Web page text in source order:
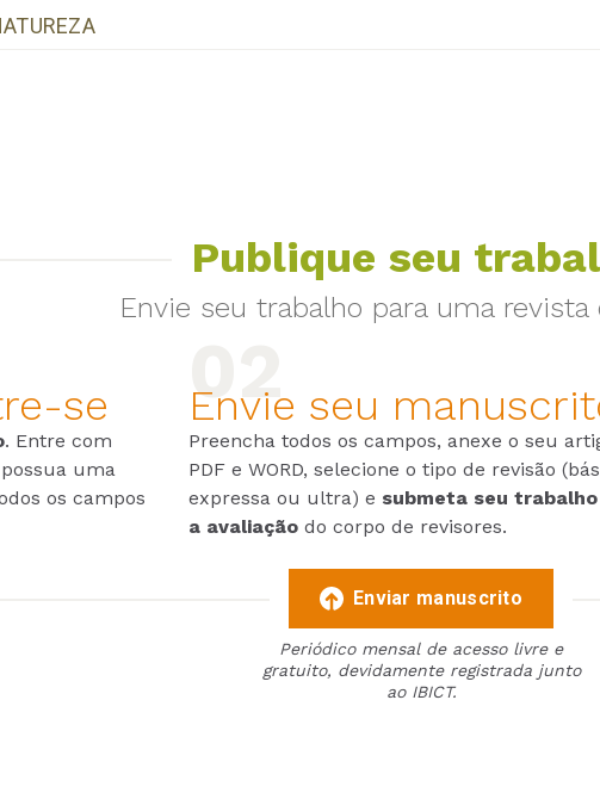
Publique seu
Envie seu trabalho para uma revista
se
. Entre com
uma
os campos
Envie seu
Preencha todos os campos, anexe o seu
PDF e WORD, selecione o tipo de revisão
expressa ou ultra) e submeta seu
a avaliação do corpo de revisores.
Enviar manuscrito
Periódico mensal de acesso livre e
gratuito, devidamente registrada junto
ao IBICT.